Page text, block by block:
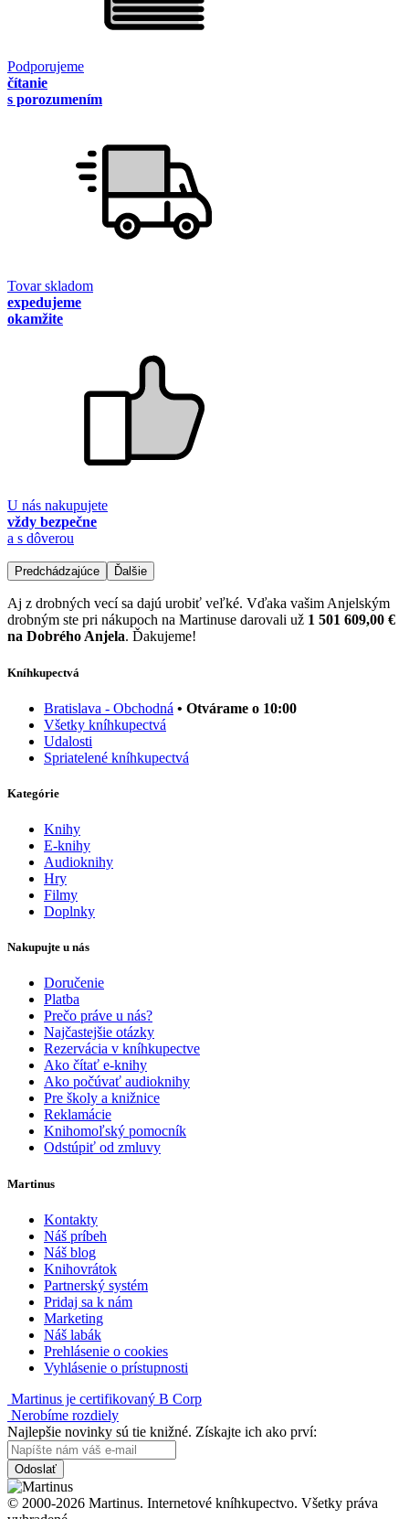
Podporujeme
čítanie
s porozumením
Tovar skladom
expedujeme
okamžite
U nás nakupujete
vždy bezpečne
a s dôverou
Predchádzajúce Ďalšie
Aj z drobných vecí sa dajú urobiť veľké. Vďaka vašim Anjelským
drobným ste pri nákupoch na Martinuse darovali už 1 501 609,00 €
na Dobrého Anjela. Ďakujeme!
Kníhkupectvá
Bratislava - Obchodná • Otvárame o 10:00
Všetky kníhkupectvá
Udalosti
Spriatelené kníhkupectvá
Kategórie
Knihy
E-knihy
Audioknihy
Hry
Filmy
Doplnky
Nakupujte u nás
Doručenie
Platba
Prečo práve u nás?
Najčastejšie otázky
Rezervácia v kníhkupectve
Ako čítať e-knihy
Ako počúvať audioknihy
Pre školy a knižnice
Reklamácie
Knihomoľský pomocník
Odstúpiť od zmluvy
Martinus
Kontakty
Náš príbeh
Náš blog
Knihovrátok
Partnerský systém
Pridaj sa k nám
Marketing
Náš labák
Prehlásenie o cookies
Vyhlásenie o prístupnosti
Martinus je certifikovaný B Corp
Nerobíme rozdiely
Najlepšie novinky sú tie knižné. Získajte ich ako prví:
Odoslať
© 2000-2026 Martinus. Internetové kníhkupectvo. Všetky práva